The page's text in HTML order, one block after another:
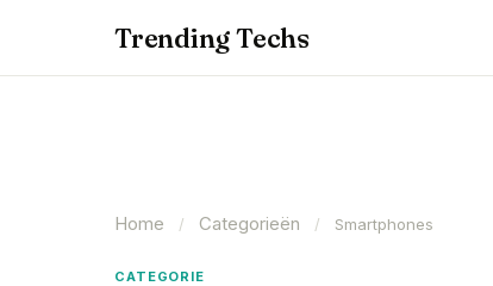
Trending Techs
Home / Categorieën / Smartphones
CATEGORIE